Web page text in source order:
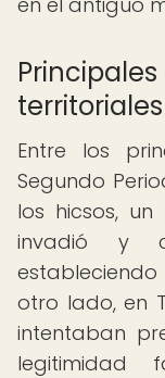
territoriales
Entre los
Segundo
los hicsos,
invadió y
otro lado, en
intentaban